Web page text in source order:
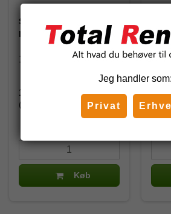
Sorbo skinne m/
plastende, 45 cm
10001084
192,84 DKK
(inkl. moms)
Køb
cm
Jeg handler som:
Privat